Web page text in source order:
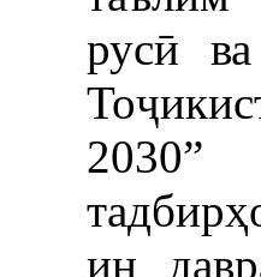
русӣ
2030”
ин